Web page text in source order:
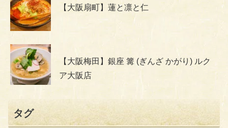
【大阪扇町】蓮と凛と仁
【大阪梅田】銀座 篝 (ぎんざ かがり) ルク
ア大阪店
タグ